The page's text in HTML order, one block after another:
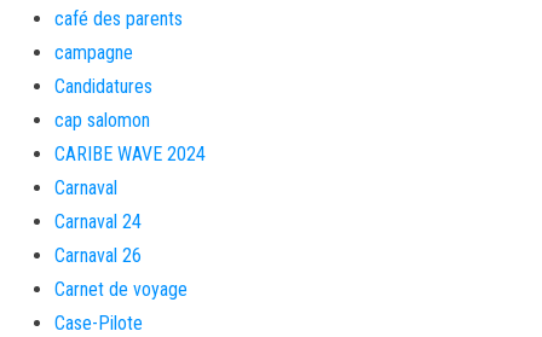
café des parents
campagne
Candidatures
cap salomon
CARIBE WAVE 2024
Carnaval
Carnaval 24
Carnaval 26
Carnet de voyage
Case-Pilote